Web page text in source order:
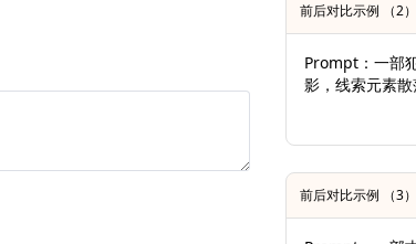
前后对比示例 （2）
Prompt：一部
影，线索元素散
前后对比示例 （3）